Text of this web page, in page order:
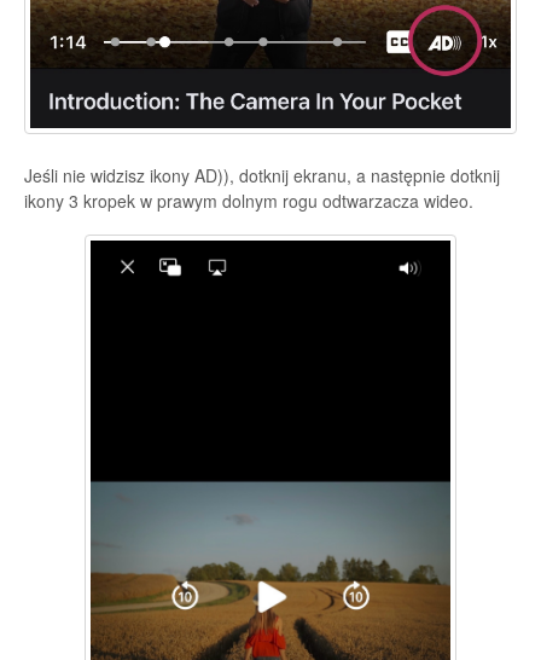
Jeśli nie widzisz ikony AD)), dotknij ekranu, a następnie dotknij
ikony 3 kropek w prawym dolnym rogu odtwarzacza wideo.